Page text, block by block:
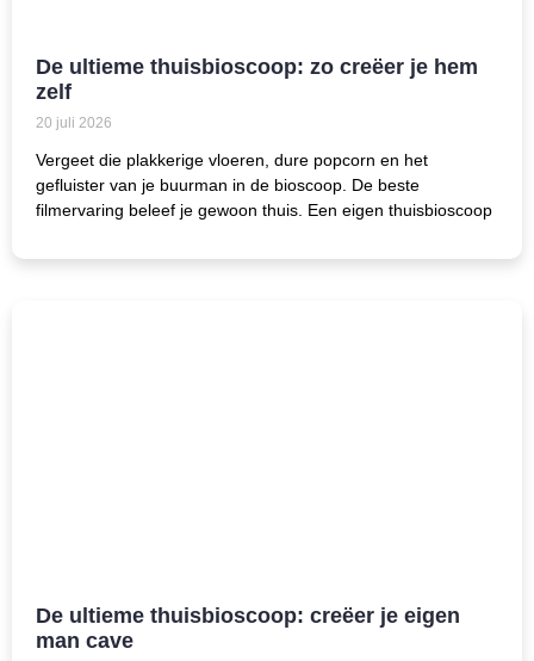
De ultieme thuisbioscoop: zo creëer je hem
zelf
20 juli 2026
Vergeet die plakkerige vloeren, dure popcorn en het
gefluister van je buurman in de bioscoop. De beste
filmervaring beleef je gewoon thuis. Een eigen thuisbioscoop
De ultieme thuisbioscoop: creëer je eigen
man cave